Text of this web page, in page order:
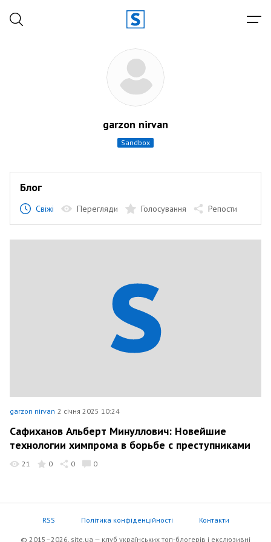
garzon nirvan
sandbox
Блог
Свіжі Перегляди Голосування Репости
garzon nirvan 2 січня 2025 10:24
Сафиханов Альберт Минуллович: Новейшие
технологии химпрома в борьбе с преступниками
21 0 0 0
RSS Політика конфіденційності Контакти
© 2015–2026, site.ua — клуб українських топ-блогерів i екслюзивнi